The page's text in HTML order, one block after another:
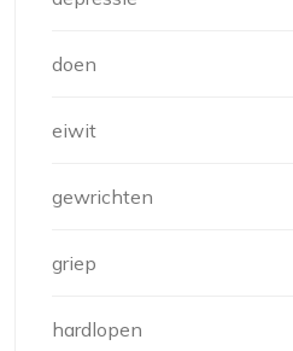
doen
eiwit
gewrichten
griep
hardlopen